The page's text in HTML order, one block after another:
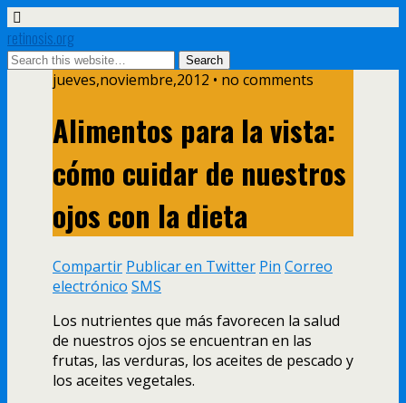
retinosis.org
jueves,noviembre,2012 • no comments
Alimentos para la vista:
cómo cuidar de nuestros
ojos con la dieta
Compartir Publicar en Twitter Pin Correo
electrónico SMS
Los nutrientes que más favorecen la salud
de nuestros ojos se encuentran en las
frutas, las verduras, los aceites de pescado y
los aceites vegetales.